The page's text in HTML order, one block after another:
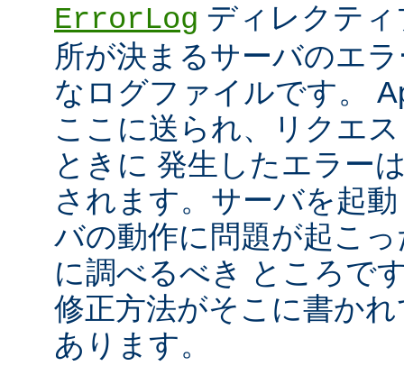
ErrorLog ディレクテ
所が決まるサーバのエ
なログファイルです。
ここに送られ、リクエ
ときに 発生したエラー
されます。サーバを起
バの動作に問題が起こ
に調べるべき ところで
修正方法がそこに書か
あります。